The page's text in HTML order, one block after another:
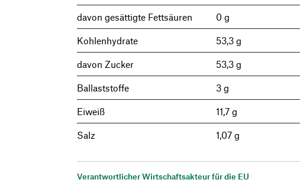
davon gesättigte Fettsäuren 0 g
Kohlenhydrate 53,3 g
davon Zucker 53,3 g
Ballaststoffe 3 g
Eiweiß 11,7 g
Salz 1,07 g
Verantwortlicher Wirtschaftsakteur für die EU